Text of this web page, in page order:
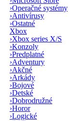
›Operačné systémy
›Antivírusy
›Ostatné
Xbox
›Xbox series X/S
›Konzoly
›Predplatné
›Adventury
›Akčné
›Arkády
›Bojové
›Detské
›Dobrodružné
›Horor
›Logické